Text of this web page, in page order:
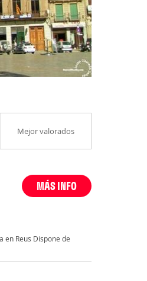
Mejor valorados
MÁS INFO
en Reus Dispone de